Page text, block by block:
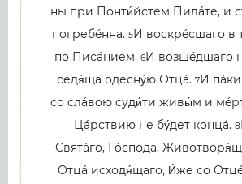
ны при Понти́йстем Пилáте, и
погребéнна. 5И воскрéсшаго в
по Писáнием. 6И возшéдшаго
седя́ща одесну́ю Отцá. 7И
со слáвою суди́ти живы́м и
Цáрствию не бу́дет концá. 8
Святáго, Гóспода,
Отцá исходя́щаго, И́же со